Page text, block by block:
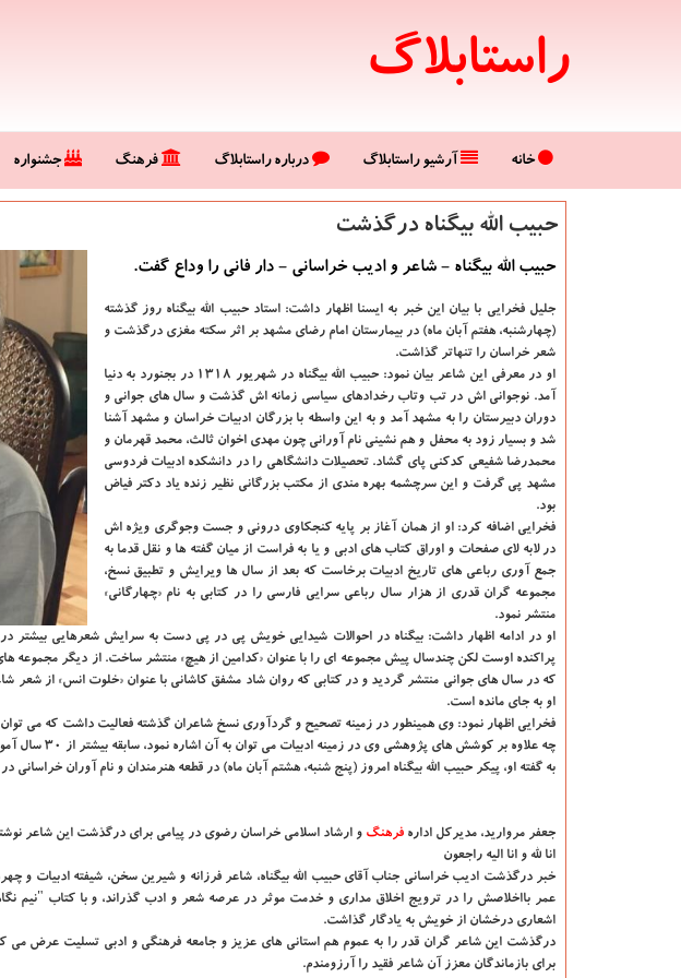
راستابلاگ
خانه آرشیو راستابلاگ درباره راستابلاگ فرهنگ جشنواره
حبیب الله بیگناه درگذشت
حبیب الله بیگناه - شاعر و ادیب خراسانی - دار فانی را وداع گفت.
جلیل فخرایی با بیان این خبر به ایسنا اظهار داشت: استاد حبیب الله بیگناه روز گذشته
(چهارشنبه، هفتم آبان ماه) در بیمارستان امام رضای مشهد بر اثر سکته مغزی درگذشت و
شعر خراسان را تنهاتر گذاشت.
او در معرفی این شاعر بیان نمود: حبیب الله بیگناه در شهریور ۱۳۱۸ در بجنورد به دنیا
آمد. نوجوانی اش در تب وتاب رخدادهای سیاسی زمانه اش گذشت و سال های جوانی و
دوران دبیرستان را به مشهد آمد و به این واسطه با بزرگان ادبیات خراسان و مشهد آشنا
شد و بسیار زود به محفل و هم نشینی نام آورانی چون مهدی اخوان ثالث، محمد قهرمان و
محمدرضا شفیعی کدکنی پای گشاد. تحصیلات دانشگاهی را در دانشکده ادبیات فردوسی
مشهد پی گرفت و این سرچشمه بهره مندی از مکتب بزرگانی نظیر زنده یاد دکتر فیاض
بود.
فخرایی اضافه کرد: او از همان آغاز بر پایه کنجکاوی درونی و جست وجوگری ویژه اش
در لابه لای صفحات و اوراق کتاب های ادبی و یا به فراست از میان گفته ها و نقل قدما به
جمع آوری رباعی های تاریخ ادبیات برخاست که بعد از سال ها ویرایش و تطبیق نسخ،
مجموعه گران قدری از هزار سال رباعی سرایی فارسی را در کتابی به نام «چهارگانی»
منتشر نمود.
او در ادامه اظهار داشت: بیگناه در احوالات شیدایی خویش پی در پی دست به سرایش شعرهایی بیشتر
پراکنده اوست لکن چندسال پیش مجموعه ای را با عنوان «کدامین از هیچ» منتشر ساخت. از دیگر مجموعه
که در سال های جوانی منتشر گردید و در کتابی که روان شاد مشفق کاشانی با عنوان «خلوت انس» از
او به جای مانده است.
فخرایی اظهار نمود: وی همینطور در زمینه تصحیح و گردآوری نسخ شاعران گذشته فعالیت داشت که می توان
چه علاوه بر کوشش های پژوهشی وی در زمینه ادبیات می توان به آن اشاره نمود، سابقه بیشتر از ۳۰ سال آموزگاری ادبیات فارسی در دبیرستان های مشهد است.
به گفته او، پیکر حبیب الله بیگناه امروز (پنج شنبه، هشتم آبان ماه) در قطعه هنرمندان و نام آوران
جعفر مروارید، مدیرکل اداره فرهنگ و ارشاد اسلامی خراسان رضوی در پیامی برای درگذشت این شاعر
انا لله و انا الیه راجعون
خبر درگذشت ادیب خراسانی جناب آقای حبیب الله بیگناه، شاعر فرزانه و شیرین سخن، شیفته ادبیات و
عمر بااخلاصش را در ترویج اخلاق مداری و خدمت موثر در عرصه شعر و ادب گذراند، و با کتاب "نیم
اشعاری درخشان از خویش به یادگار گذاشت.
درگذشت این شاعر گران قدر را به عموم هم استانی های عزیز و جامعه فرهنگی و ادبی تسلیت عرض می
برای بازماندگان معزز آن شاعر فقید را آرزومندم.